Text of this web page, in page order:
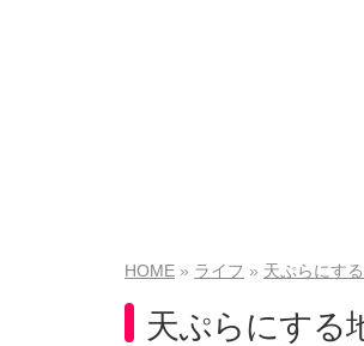
HOME ライフ 天ぷらにす
天ぷらにする